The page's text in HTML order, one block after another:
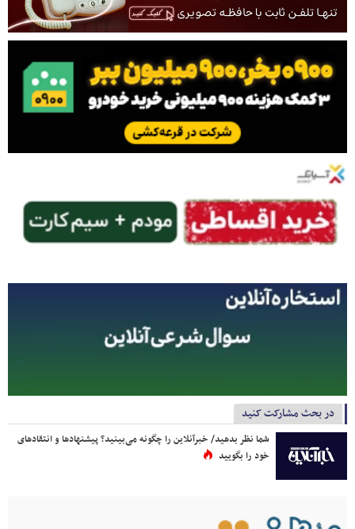
در بحث مشارکت کنید
شما نظر بدهید/ خبرآنلاین را چگونه می‌بینید؟ پیشنهادها و انتقادهای
خود را بگویید